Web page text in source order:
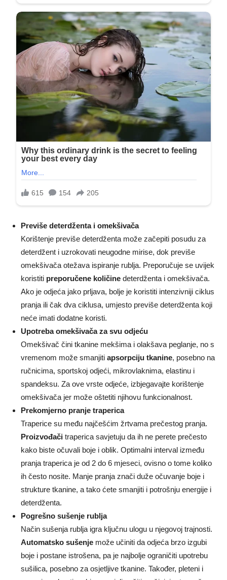
Previše deterdženta i omekšivača
Korištenje previše deterdženta može začepiti posudu za
deterdžent i uzrokovati neugodne mirise, dok previše
omekšivača otežava ispiranje rublja. Preporučuje se uvijek
koristiti preporučene količine deterdženta i omekšivača.
Ako je odjeća jako prljava, bolje je koristiti intenzivniji ciklus
pranja ili čak dva ciklusa, umjesto previše deterdženta koji
neće imati dodatne koristi.
Upotreba omekšivača za svu odjeću
Omekšivač čini tkanine mekšima i olakšava peglanje, no s
vremenom može smanjiti apsorpciju tkanine, posebno na
ručnicima, sportskoj odjeći, mikrovlaknima, elastinu i
spandeksu. Za ove vrste odjeće, izbjegavajte korištenje
omekšivača jer može oštetiti njihovu funkcionalnost.
Prekomjerno pranje traperica
Traperice su među najčešćim žrtvama prečestog pranja.
Proizvođači traperica savjetuju da ih ne perete prečesto
kako biste očuvali boje i oblik. Optimalni interval između
pranja traperica je od 2 do 6 mjeseci, ovisno o tome koliko
ih često nosite. Manje pranja znači duže očuvanje boje i
strukture tkanine, a tako ćete smanjiti i potrošnju energije i
deterdženta.
Pogrešno sušenje rublja
Način sušenja rublja igra ključnu ulogu u njegovoj trajnosti.
Automatsko sušenje može učiniti da odjeća brzo izgubi
boje i postane istrošena, pa je najbolje ograničiti upotrebu
sušilica, posebno za osjetljive tkanine. Također, pleteni i